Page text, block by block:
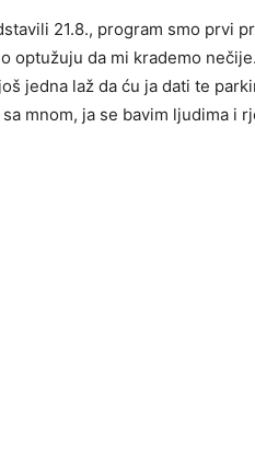
21.8., program smo prvi
optužuju da mi krademo
jedna laž da ću ja dati te
mnom, ja se bavim ljudima i